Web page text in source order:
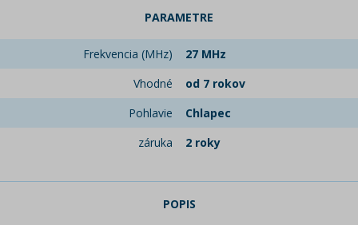
PARAMETRE
Frekvencia (MHz)
27 MHz
Vhodné
od 7 rokov
Pohlavie
Chlapec
záruka
2 roky
POPIS